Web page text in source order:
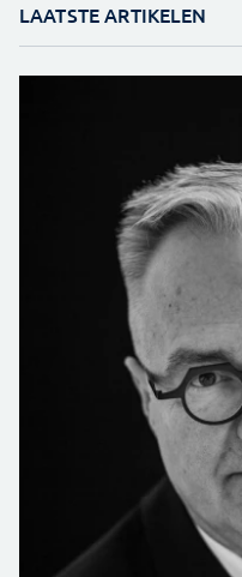
LAATSTE ARTIKELEN